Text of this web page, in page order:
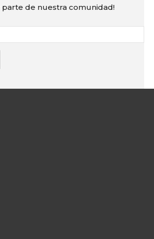
de nuestra comunidad!